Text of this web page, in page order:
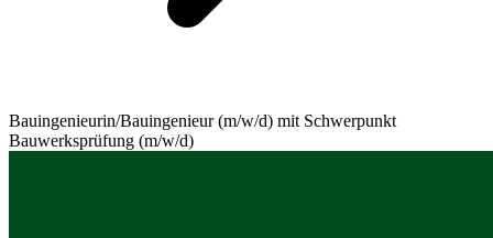
Bauingenieurin/Bauingenieur (m/w/d) mit Schwerpunkt
Bauwerksprüfung (m/w/d)